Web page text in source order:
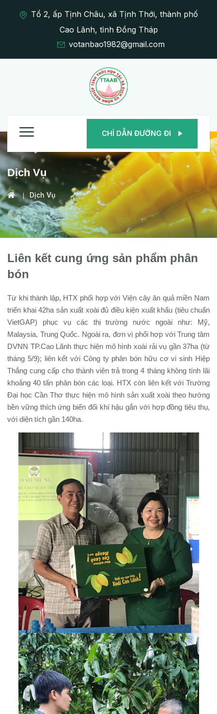
Tổ 2, ấp Tịnh Châu, xã Tịnh Thới, thành phố
Cao Lãnh, tỉnh Đồng Tháp
votanbao1982@gmail.com
CHỈ DẪN ĐƯỜNG ĐI
Dịch Vụ
Dịch Vụ
Liên kết cung ứng sản phẩm phân
bón
Từ khi thành lập, HTX phối hợp với Viện cây ăn quả miền Nam
triển khai 42ha sản xuất xoài đủ điều kiện xuất khẩu (tiêu chuẩn
VietGAP) phục vụ các thị trường nước ngoài như: Mỹ,
Malaysia, Trung Quốc. Ngoài ra, đơn vị phối hợp với Trung tâm
DVNN TP.Cao Lãnh thực hiện mô hình xoài rải vụ gần 37ha (từ
tháng 5/9); liên kết với Công ty phân bón hữu cơ vi sinh Hiệp
Thắng cung cấp cho thành viên trả trong 4 tháng không tính lãi
khoảng 40 tấn phân bón các loại. HTX còn liên kết với Trường
Đại học Cần Thơ thực hiện mô hình sản xuất xoài theo hướng
bền vững thích ứng biến đổi khí hậu gắn với hợp đồng tiêu thụ,
với diện tích gần 140ha.